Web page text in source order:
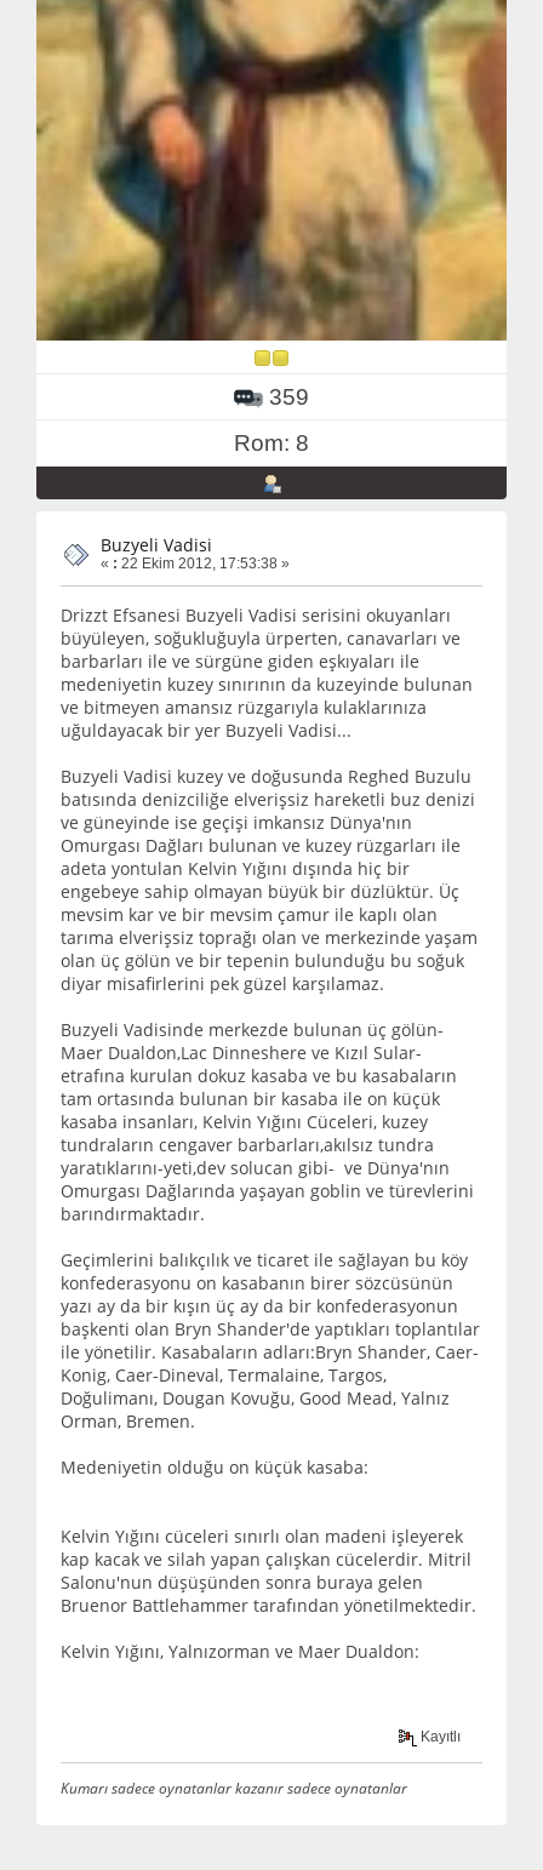
359
Rom: 8
Buzyeli Vadisi
« : 22 Ekim 2012, 17:53:38 »
Drizzt Efsanesi Buzyeli Vadisi serisini okuyanları
büyüleyen, soğukluğuyla ürperten, canavarları ve
barbarları ile ve sürgüne giden eşkıyaları ile
medeniyetin kuzey sınırının da kuzeyinde bulunan
ve bitmeyen amansız rüzgarıyla kulaklarınıza
uğuldayacak bir yer Buzyeli Vadisi...
Buzyeli Vadisi kuzey ve doğusunda Reghed Buzulu
batısında denizciliğe elverişsiz hareketli buz denizi
ve güneyinde ise geçişi imkansız Dünya'nın
Omurgası Dağları bulunan ve kuzey rüzgarları ile
adeta yontulan Kelvin Yığını dışında hiç bir
engebeye sahip olmayan büyük bir düzlüktür. Üç
mevsim kar ve bir mevsim çamur ile kaplı olan
tarıma elverişsiz toprağı olan ve merkezinde yaşam
olan üç gölün ve bir tepenin bulunduğu bu soğuk
diyar misafirlerini pek güzel karşılamaz.
Buzyeli Vadisinde merkezde bulunan üç gölün-
Maer Dualdon,Lac Dinneshere ve Kızıl Sular-
etrafına kurulan dokuz kasaba ve bu kasabaların
tam ortasında bulunan bir kasaba ile on küçük
kasaba insanları, Kelvin Yığını Cüceleri, kuzey
tundraların cengaver barbarları,akılsız tundra
yaratıklarını-yeti,dev solucan gibi- ve Dünya'nın
Omurgası Dağlarında yaşayan goblin ve türevlerini
barındırmaktadır.
Geçimlerini balıkçılık ve ticaret ile sağlayan bu köy
konfederasyonu on kasabanın birer sözcüsünün
yazı ay da bir kışın üç ay da bir konfederasyonun
başkenti olan Bryn Shander'de yaptıkları toplantılar
ile yönetilir. Kasabaların adları:Bryn Shander, Caer-
Konig, Caer-Dineval, Termalaine, Targos,
Doğulimanı, Dougan Kovuğu, Good Mead, Yalnız
Orman, Bremen.
Medeniyetin olduğu on küçük kasaba:
Kelvin Yığını cüceleri sınırlı olan madeni işleyerek
kap kacak ve silah yapan çalışkan cücelerdir. Mitril
Salonu'nun düşüşünden sonra buraya gelen
Bruenor Battlehammer tarafından yönetilmektedir.
Kelvin Yığını, Yalnızorman ve Maer Dualdon:
Kayıtlı
Kumarı sadece oynatanlar kazanır sadece oynatanlar